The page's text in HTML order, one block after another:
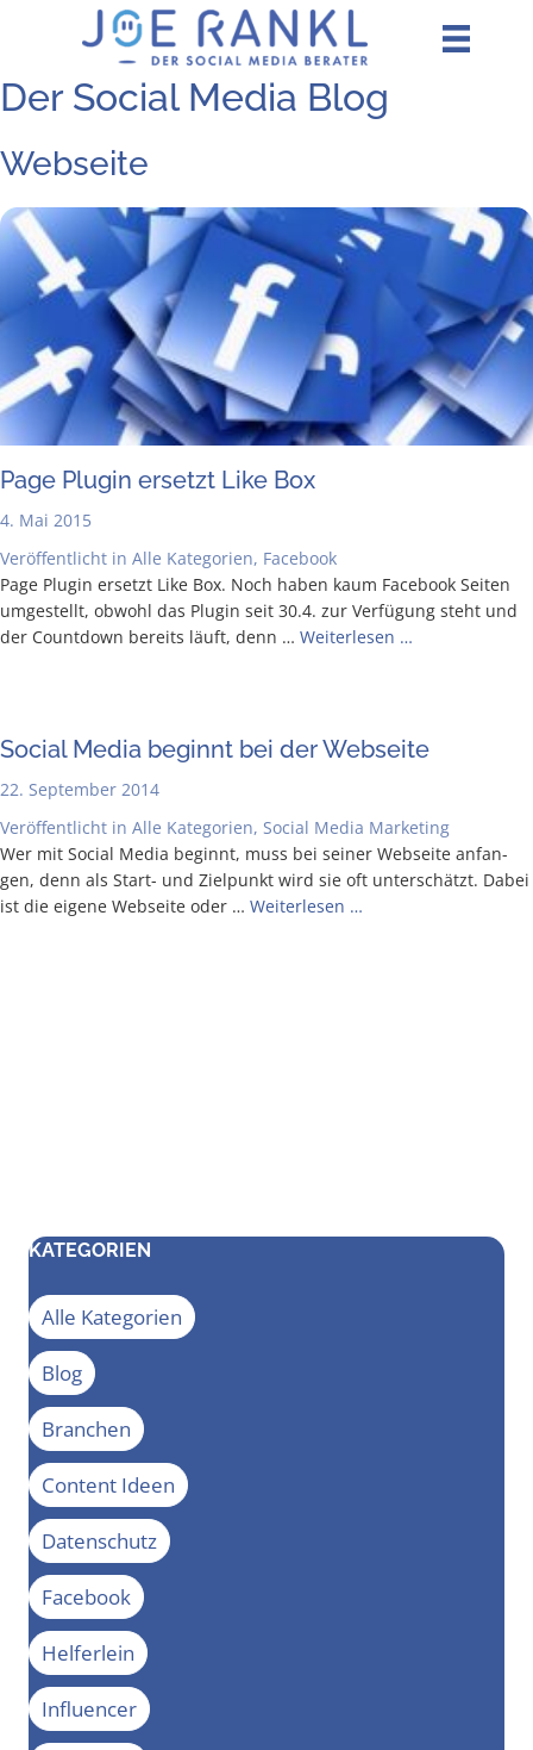
Der Social Media Blog
Webseite
Page Plug­in ersetzt Like Box
4. Mai 2015
Veröffentlicht in Alle Kategorien, Facebook
Page Plug­in ersetzt Like Box. Noch haben kaum Face­book Sei­ten
umge­stellt, obwohl das Plug­in seit 30.4. zur Ver­fü­gung steht und
der Count­down bereits läuft, denn … Wei­ter­le­sen …
Social Media beginnt bei der Webseite
22. September 2014
Veröffentlicht in Alle Kategorien, Social Media Marketing
Wer mit Social Media beginnt, muss bei sei­ner Web­sei­te anfan­
gen, denn als Start- und Ziel­punkt wird sie oft unter­schätzt. Dabei
ist die eige­ne Web­sei­te oder … Wei­ter­le­sen …
KATEGORIEN
Alle Kategorien
Blog
Branchen
Content Ideen
Datenschutz
Facebook
Helferlein
Influencer